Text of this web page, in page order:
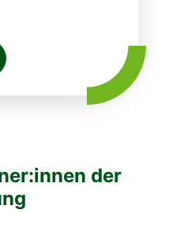
der